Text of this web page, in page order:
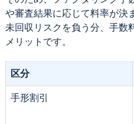
や審査結果に応じて料率が決
未回収リスクを負う分、手数
メリットです。
区分
手形割引